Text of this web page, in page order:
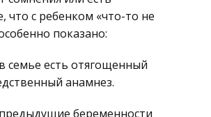
с ребенком «что-то не
показано:
семье есть отягощенный
анамнез.
беременности